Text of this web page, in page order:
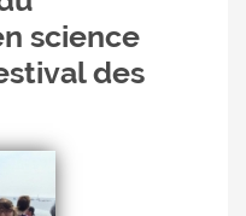
science
des